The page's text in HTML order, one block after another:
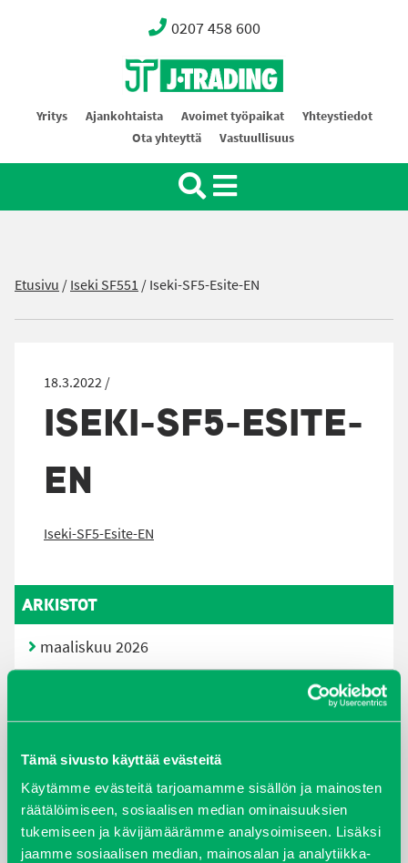
Tämä sivusto käyttää evästeitä
Käytämme evästeitä tarjoamamme sisällön ja mainosten
räätälöimiseen, sosiaalisen median ominaisuuksien
tukemiseen ja kävijämäärämme analysoimiseen. Lisäksi
jaamme sosiaalisen median, mainosalan ja analytiikka-
0207 458 600
Oy J-Trading Ab
Yritys Ajankohtaista Avoimet työpaikat
Yhteystiedot
Ota yhteyttä
Vastuullisuus
Etusivu /Iseki SF551 /Iseki-SF5-Esite-EN
18.3.2022 /
ISEKI-SF5-ESITE-
EN
Iseki-SF5-Esite-EN
ARKISTOT
maaliskuu 2026
joulukuu 2022
huhtikuu 2022